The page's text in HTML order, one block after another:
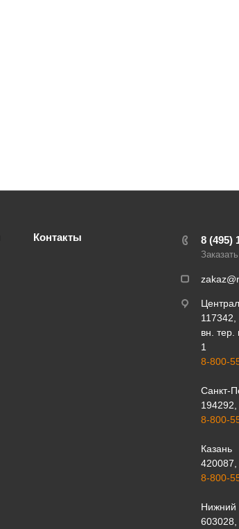
Контакты 8 (495)
117342,
вн.
1
8-800-
Санкт-
194292,
8-800-
Казань
420087,
8-800-
Нижний
603028,